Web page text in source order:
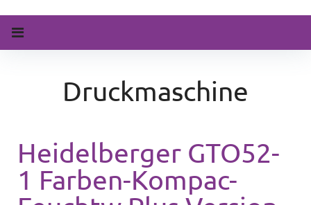
Druckmaschine
Heidelberger GTO52-
1 Farben-Kompac-